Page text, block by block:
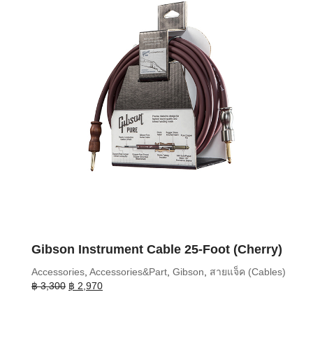
Gibson Instrument Cable 25-Foot (Cherry)
Accessories, Accessories&Part, Gibson, สายแจ็ค (Cables)
฿3,300 Original
฿ 2,970Current